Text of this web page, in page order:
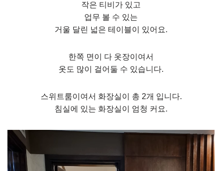
작은 티비가 있고
업무 볼 수 있는
거울 달린 넓은 테이블이 있어요.
한쪽 면이 다 옷장이여서
옷도 많이 걸어둘 수 있습니다.
스위트룸이여서 화장실이 총 2개 입니다.
침실에 있는 화장실이 엄청 커요.